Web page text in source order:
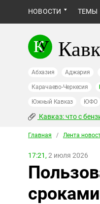
НОВОСТИ ТЕМЫ
Абхазия Аджария
Карачаево-Черкесия
Южный Кавказ ЮФО
Кавказ: что с
Главная / Лента
17:21, 2 июля 2026